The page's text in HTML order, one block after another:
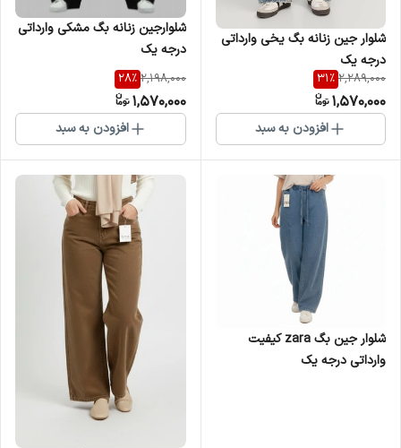
شلوار جین زنانه بگ یخی وارداتی
درجه یک
2,289,000
31%
1,570,000
افزودن به سبد
شلوارجین زنانه بگ مشکی وارداتی
درجه یک
2,198,000
28%
1,570,000
افزودن به سبد
شلوار جین بگ zara کیفیت
وارداتی درجه یک